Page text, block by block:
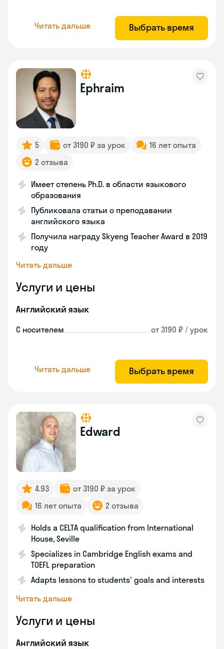
Читать дальше Выбрать время
Ephraim
5 от 3190 ₽ за урок
16 лет опыта
2 отзыва
Имеет степень Ph.D. в области языкового
образования
Публиковала статьи о преподавании
английского языка
Получила награду Skyeng Teacher Award в 2019
году
Читать дальше
Услуги и цены
Английский язык
С носителем от 3190 ₽ / урок
Читать дальше Выбрать время
Edward
4.93
от 3190 ₽ за урок
16 лет опыта
2 отзыва
Holds a CELTA qualification from International
House, Seville
Specializes in Cambridge English exams and
TOEFL preparation
Adapts lessons to students' goals and interests
Читать дальше
Услуги и цены
Английский язык